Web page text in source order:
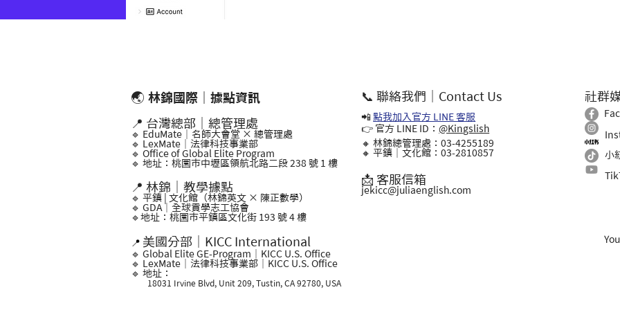
🌏 林錦國際｜據點資訊
📍 台灣總部｜總管理處
🔹 EduMate｜名師大會堂 × 總管理處
🔹 LexMate｜法律科技事業部
🔹 Office of Global Elite Program
🔹 地址：桃園市中壢區領航北路二段 238 號 1 樓
📍 林錦｜教學據點
🔹 平鎮 | 文化館（林錦英文 × 陳正數學）
🔹 GDA｜全球貢學志工協會
🔹地址：桃園市平鎮區文化街 193 號 4 樓
📍 美國分部｜KICC International
🔹 Global Elite GE-Program｜KICC U.S. Office
🔹 LexMate｜法律科技事業部｜KICC U.S. Office
🔹 地址：
18031 Irvine Blvd, Unit 209, Tustin, CA 92780, USA
📞 聯絡我們｜Contact Us
📲 點我加入官方 LINE 客服
👉 官方 LINE ID：@Kingslish
🔸 林錦總管理處：03-4255189
🔸 平鎮｜文化館：03-2810857
📩 客服信箱
jekicc@juliaenglish.com
社群
小